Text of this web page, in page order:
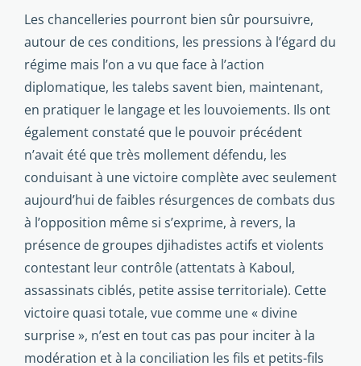
Les chancelleries pourront bien sûr poursuivre,
autour de ces conditions, les pressions à l’égard du
régime mais l’on a vu que face à l’action
diplomatique, les talebs savent bien, maintenant,
en pratiquer le langage et les louvoiements. Ils ont
également constaté que le pouvoir précédent
n’avait été que très mollement défendu, les
conduisant à une victoire complète avec seulement
aujourd’hui de faibles résurgences de combats dus
à l’opposition même si s’exprime, à revers, la
présence de groupes djihadistes actifs et violents
contestant leur contrôle (attentats à Kaboul,
assassinats ciblés, petite assise territoriale). Cette
victoire quasi totale, vue comme une « divine
surprise », n’est en tout cas pas pour inciter à la
modération et à la conciliation les fils et petits-fils